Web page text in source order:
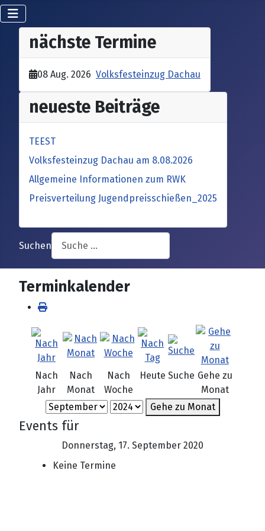
nächste Termine
08 Aug. 2026 Volksfesteinzug Dachau
neueste Beiträge
TEEST
Volksfesteinzug Dachau am 8.08.2026
Allgemeine Informationen zum RWK
Preisverteilung Jugendpreisschießen_2025
Suchen
Terminkalender
Nach
Jahr
Nach
Monat
Nach
Woche
Heute Suche Gehe zu
Monat
Gehe zu Monat
Events für
Donnerstag, 17. September 2020
Keine Termine